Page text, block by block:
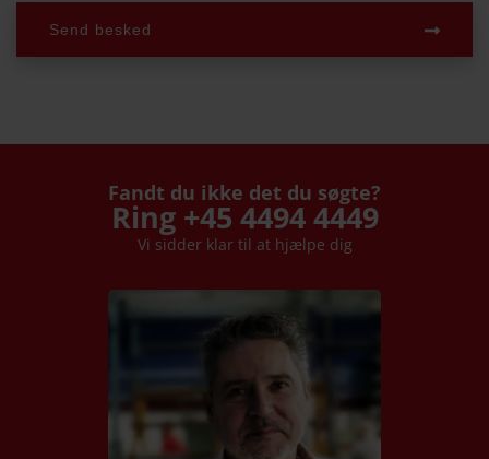
Send besked
Fandt du ikke det du søgte?
Ring +45 4494 4449
Vi sidder klar til at hjælpe dig